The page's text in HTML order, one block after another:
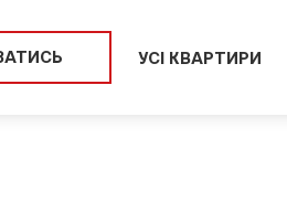
УСІ КВАРТИРИ